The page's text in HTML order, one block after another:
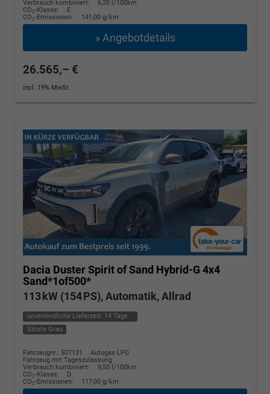
Verbrauch kombiniert:
6,20 l/100km
CO2-Klasse:
E
CO2-Emissionen: 141,00 g/km
» Angebotdetails
26.565,– €
incl. 19% MwSt.
Dacia DusterSpirit of Sand Hybrid-G 4x4
Sand*1of500*
113 kW (154 PS), Automatik, Allrad
unverbindliche Lieferzeit: 14 Tage
Shiste Grau
Fahrzeugnr.: 507131
Autogas LPG
Fahrzeug mit Tageszulassung
Verbrauch kombiniert:
9,50 l/100km
CO2-Klasse:
D
CO2-Emissionen: 117,00 g/km